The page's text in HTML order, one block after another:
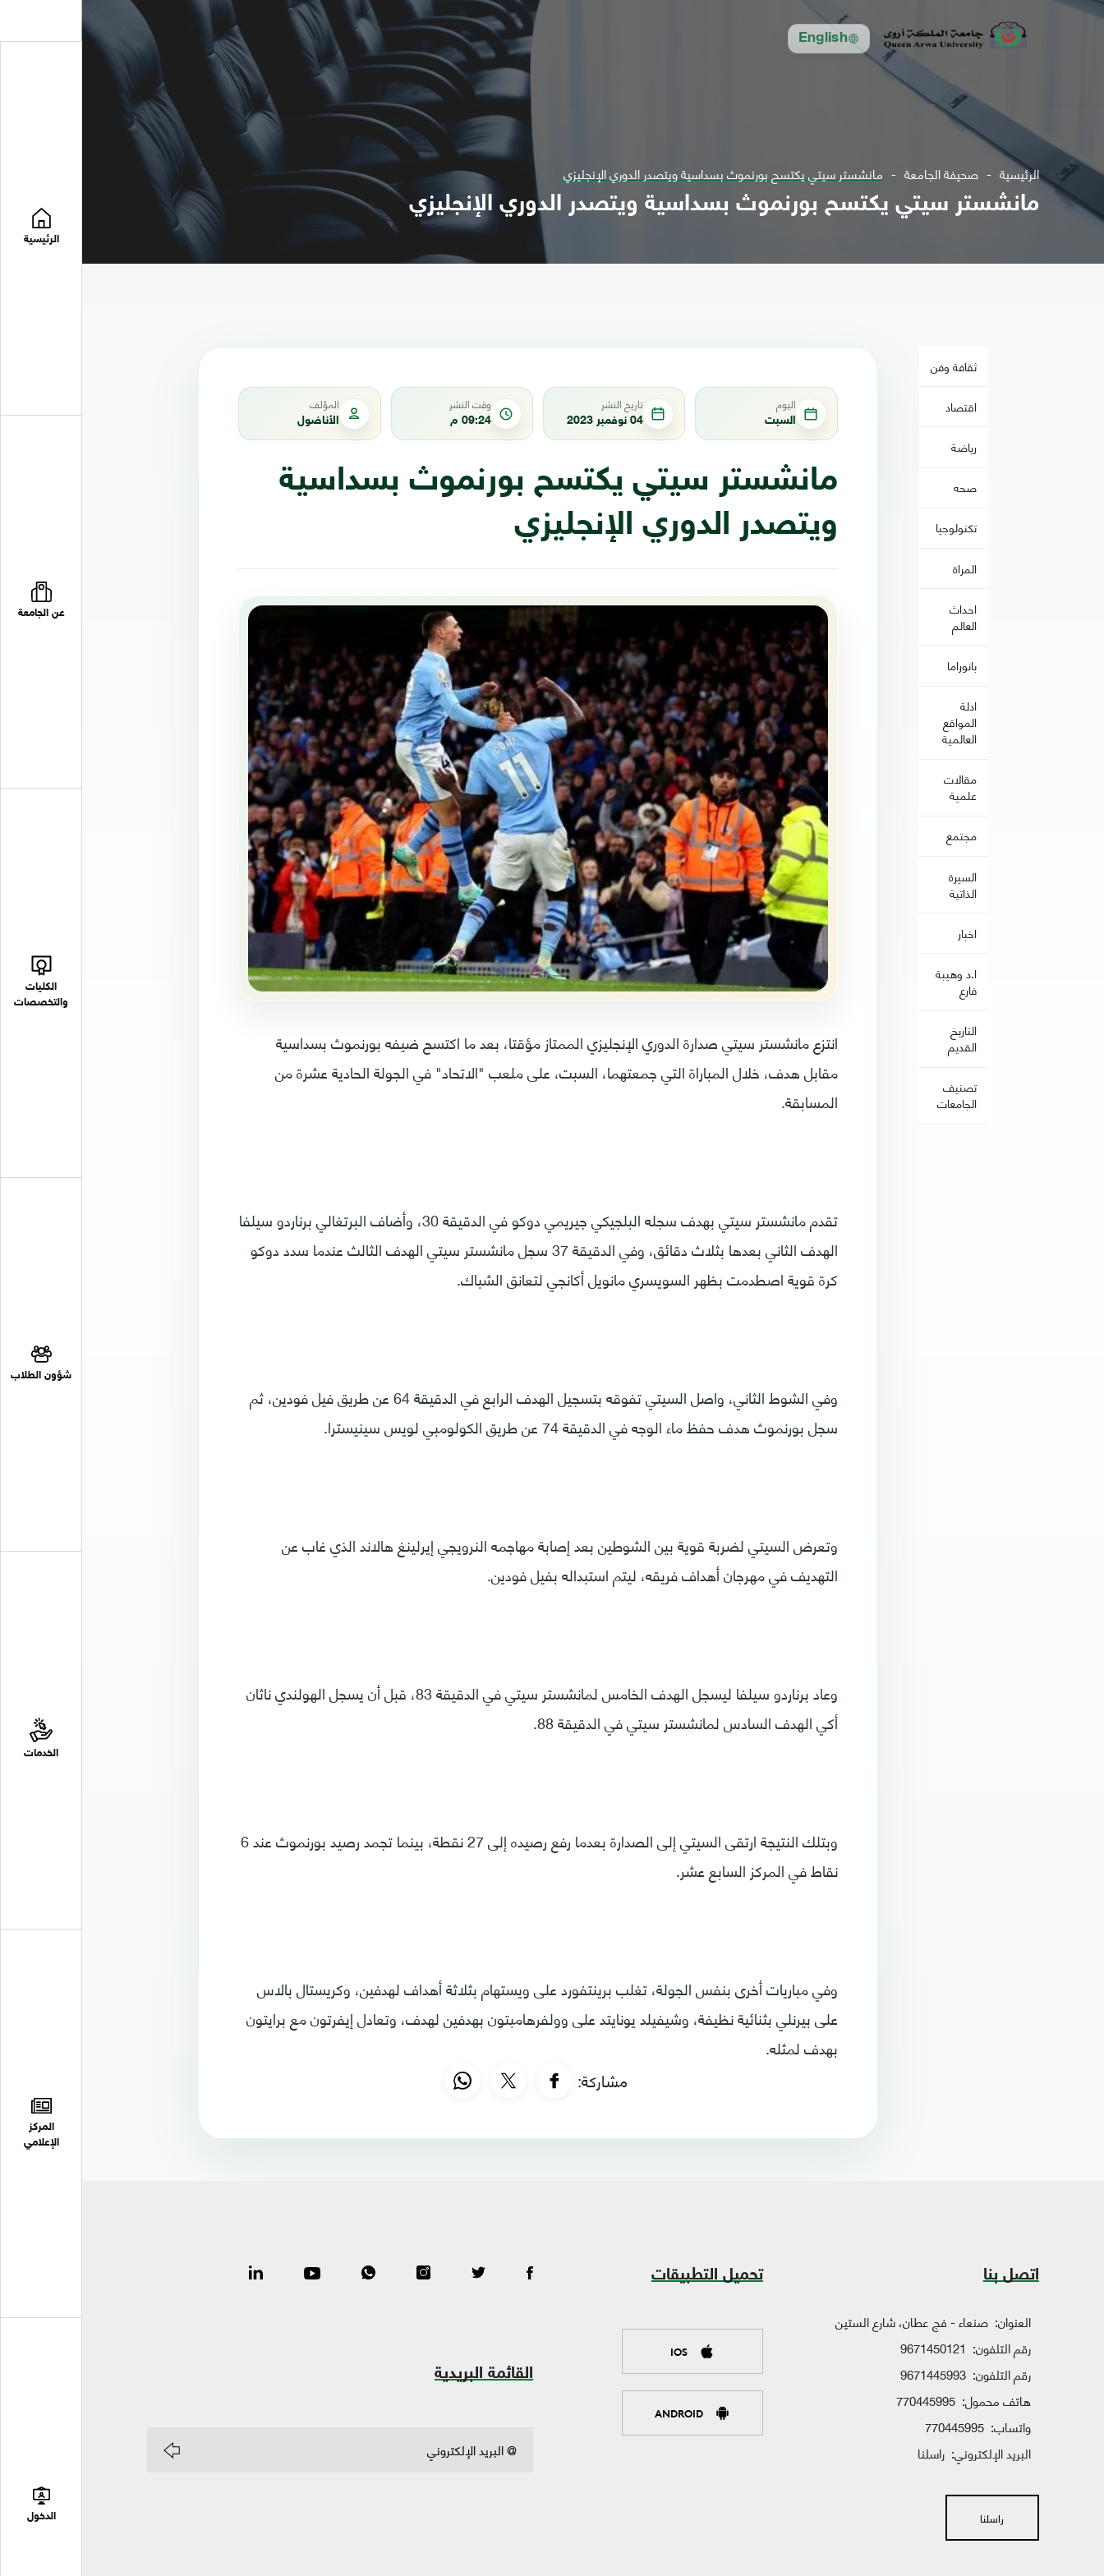
English
الرئيسية
عن الجامعة
الكليات
والتخصصات
شؤون الطلاب
الخدمات
المركز
الإعلامي
الدخول
الرئيسية صحيفة الجامعة مانشستر سيتي يكتسح بورنموث بسداسية ويتصدر الدوري الإنجليزي
مانشستر سيتي يكتسح بورنموث بسداسية ويتصدر الدوري الإنجليزي
ثقافة وفن
اقتصاد
رياضة
صحه
تكنولوجيا
المراة
احداث
العالم
بانوراما
ادلة
المواقع
العالمية
مقالات
علمية
مجتمع
السيرة
الذاتية
اخبار
ا.د وهيبة
فارع
التاريخ
القديم
تصنيف
الجامعات
اليوم
السبت
تاريخ النشر
04 نوفمبر 2023
وقت النشر
09:24 م
المؤلف
الأناضول
مانشستر سيتي يكتسح بورنموث بسداسية
ويتصدر الدوري الإنجليزي
انتزع مانشستر سيتي صدارة الدوري الإنجليزي الممتاز مؤقتا، بعد ما اكتسح ضيفه بورنموث بسداسية
مقابل هدف، خلال المباراة التي جمعتهما، السبت، على ملعب "الاتحاد" في الجولة الحادية عشرة من
المسابقة.
تقدم مانشستر سيتي بهدف سجله البلجيكي جيريمي دوكو في الدقيقة 30، وأضاف البرتغالي برناردو سيلفا
الهدف الثاني بعدها بثلاث دقائق، وفي الدقيقة 37 سجل مانشستر سيتي الهدف الثالث عندما سدد دوكو
كرة قوية اصطدمت بظهر السويسري مانويل أكانجي لتعانق الشباك.
وفي الشوط الثاني، واصل السيتي تفوقه بتسجيل الهدف الرابع في الدقيقة 64 عن طريق فيل فودين، ثم
سجل بورنموث هدف حفظ ماء الوجه في الدقيقة 74 عن طريق الكولومبي لويس سينيسترا.
وتعرض السيتي لضربة قوية بين الشوطين بعد إصابة مهاجمه النرويجي إيرلينغ هالاند الذي غاب عن
التهديف في مهرجان أهداف فريقه، ليتم استبداله بفيل فودين.
وعاد برناردو سيلفا ليسجل الهدف الخامس لمانشستر سيتي في الدقيقة 83، قبل أن يسجل الهولندي ناثان
أكي الهدف السادس لمانشستر سيتي في الدقيقة 88.
وبتلك النتيجة ارتقى السيتي إلى الصدارة بعدما رفع رصيده إلى 27 نقطة، بينما تجمد رصيد بورنموث عند 6
نقاط في المركز السابع عشر.
وفي مباريات أخرى بنفس الجولة، تغلب برينتفورد على ويستهام بثلاثة أهداف لهدفين، وكريستال بالاس
على بيرنلي بثنائية نظيفة، وشيفيلد يونايتد على وولفرهامبتون بهدفين لهدف، وتعادل إيفرتون مع برايتون
بهدف لمثله.
مشاركة:
اتصل بنا
العنوان: صنعاء - فج عطان، شارع الستين
رقم التلفون: 9671450121
رقم التلفون: 9671445993
هاتف محمول: 770445995
واتساب: 770445995
البريد الإلكتروني: راسلنا
راسلنا
تحميل التطبيقات
IOS
ANDROID
القائمة البريدية